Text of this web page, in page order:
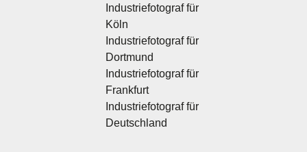
Industriefotograf für
Köln
Industriefotograf für
Dortmund
Industriefotograf für
Frankfurt
Industriefotograf für
Deutschland